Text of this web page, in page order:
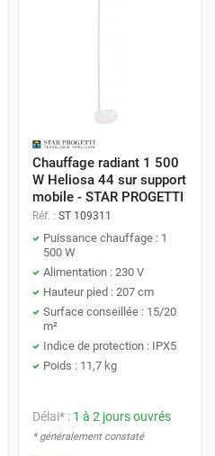
Chauffage radiant 1 500
W Heliosa 44 sur support
mobile - STAR PROGETTI
Réf. : ST 109311
Puissance chauffage : 1
500 W
Alimentation : 230 V
Hauteur pied : 207 cm
Surface conseillée : 15/20
m²
Indice de protection : IPX5
Poids : 11,7 kg
Délai* : 1 à 2 jours ouvrés
* généralement constaté